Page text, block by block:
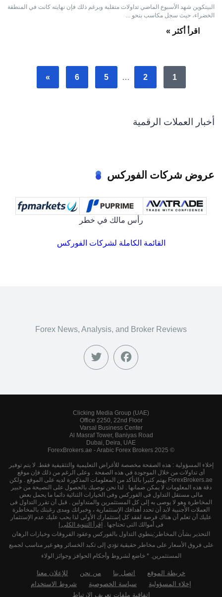
البيتكوين شهد الأسبوع الماضي تداولات متقلبة وبرغم ذلك فإن نهايته كانت في المنطقة
الخضراء، حيث سجل مكاسب بنحو ...
اقرأ أكثر »
1
2
…
5
6
»
أخبار العملات الرقمية
عروض شركات الفوركس
رأس مالك في خطر
القائمة الكاملة لشركات الفوركس
Forex News, Analysis, and Broker Reviews
Clicking Media Group (UAE)
Office 2250, 22nd Floor
Varsal Business Center
Al Masraf Tower, Baniyas Road
Dubai, Deira, UAE
© 2025 ForexBrokers.ae - Arabic Forex Brokers
إخلاء المسؤولية : هذه الصفحة مخصصة للأغراض التعليمية والتثقيفية فقط. لا يتم توفير
أى تداولات من خلال الموجودة في هذه الصفحة . وعلى الرغم من ذلك فإن موقع
ForexBrokers.ae يهتم كثيرا بالتأكد من المعلومات المذكورة لديه على الموقع . ولكن
دقة هذه المعلومات لا يمكن ضمانها . لذا نحن نوصيك بالحصول على النصيحة من خبير
مالى مستقل التداول فى الفوركس وفى الخيارات الثنائية دائما ما يحمل بعض
المخاطرة وهو لا يوصى به إلى كل المستثمرين والمتداولين . قبل أن تقرر التداول فى
العملات الأجنبية لابد أن تحدد أهدافك الإستثمارية ، وخبراتك ومدى رغبتك بالمخاطرة
عليك أن تعلم أن هناك فرصة لفقد كل إستثمارك الأولى لذا يحب عليك عدم الإستثمار
فى أموالك التى تحتاجها . إقرأ التنوية الكلى إ
التحذير بشأن المخاطر:ينطوي التداول بالفوركس وعقود الفروقات وخيارات الرهان
على فروق الأسعار على مخاطر حقيقية تؤدي إلى تكبد الخسائر وهو غير مناسب لجميع
المستثمرين. * خاضع لشروط وأحكام الحوافز وجوائز الولاء
خريطة الموقع اتصل بنا من نحن
للإعلان معنا
إخلاء المسؤولية
سياسة الخصوصية
شروط الاستخدام
اتفاقية ملفات تعريف الارتباط